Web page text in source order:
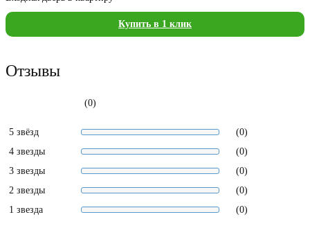
Купить в 1 клик
Отзывы
(0)
5 звёзд
(0)
4 звезды
(0)
3 звезды
(0)
2 звезды
(0)
1 звезда
(0)